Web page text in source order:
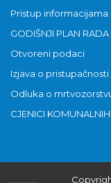
Pristup informacijama
GODIŠNJI PLAN
Otvoreni podaci
Izjava o pristupačnosti
Odluka o
CJENICI